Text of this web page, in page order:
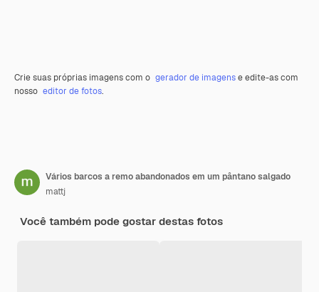
Crie suas próprias imagens com o gerador de imagense edite-as com
nosso editor de fotos.
Vários barcos a remo abandonados em um pântano salgado
mattj
Você também pode gostar destas fotos